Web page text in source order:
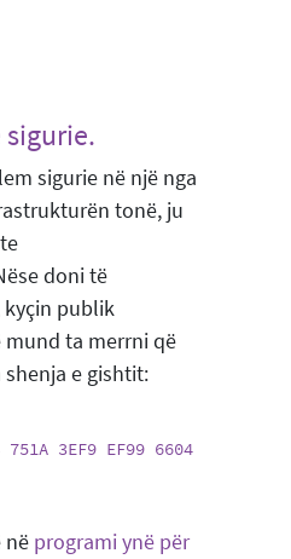
sigurie në një nga
tonë, ju
doni të
publik
mund ta merrni që
shenja e gishtit:
3EF9 EF99 6604
në programi ynë për